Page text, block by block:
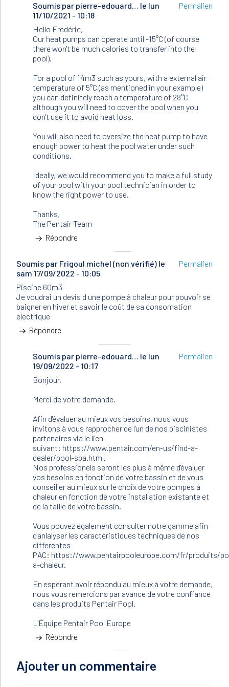
Soumis par pierre-edouard… le lun
11/10/2021 - 10:18
En
réponse
à
Hello
I
have
a
question…
par
Frédéric
(non
vérifié)
Permalien
Hello Frédéric,
Our heat pumps can operate until -15°C (of course
there won't be much calories to transfer into the
pool).
For a pool of 14m3 such as yours, with a external air
temperature of 5°C (as mentioned in your example)
you can definitely reach a temperature of 28°C
although you will need to cover the pool when you
don't use it to avoid heat loss.
You will also need to oversize the heat pump to have
enough power to heat the pool water under such
conditions.
Ideally, we would recommend you to make a full study
of your pool with your pool technician in order to
know the right power to use.
Thanks,
The Pentair Team
Répondre
Soumis par Frigoul michel (non vérifié) le
sam 17/09/2022 - 10:05
Permalien
Piscine 60m3
Je voudrai un devis d une pompe à chaleur pour pouvoir se
baigner en hiver et savoir le coût de sa consomation
electrique
Répondre
Soumis par pierre-edouard… le lun
19/09/2022 - 10:17
En
réponse
à
Piscine
60m3
Je
voudrai
un…
par
Frigoul
michel
(non
vérifié)
Permalien
Bonjour,
Merci de votre demande.
Afin d'évaluer au mieux vos besoins, nous vous
invitons à vous rapprocher de l'un de nos piscinistes
partenaires via le lien
suivant: https://www.pentair.com/en-us/find-a-
dealer/pool-spa.html.
Nos professionels seront les plus à même d'évaluer
vos besoins en fonction de votre bassin et de vous
conseiller au mieux sur le choix de votre pompes à
chaleur en fonction de votre installation existante et
de la taille de votre bassin.
Vous pouvez également consulter notre gamme afin
d'anlalyser les caractéristiques techniques de nos
differentes
PAC: https://www.pentairpooleurope.com/fr/produits/
a-chaleur.
En espérant avoir répondu au mieux à votre demande,
nous vous remercions par avance de votre confiance
dans les produits Pentair Pool.
L'Équipe Pentair Pool Europe
Répondre
Ajouter un commentaire